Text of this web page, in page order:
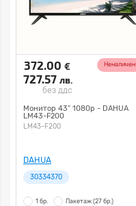
372.00 €
727.57 лв.
без ддс
Неналичен
Монитор 43" 1080p - DAHUA
LM43-F200
LM43-F200
DAHUA
30334370
1 бр. Пакетаж (27 бр.)